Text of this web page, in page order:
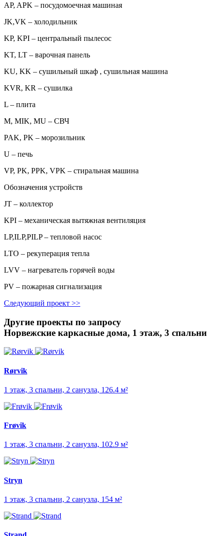
AP, APK – посудомоечная машиная
JK,VK – холодильник
KP, KPI – центральный пылесос
KT, LT – варочная панель
KU, KK – сушильный шкаф , сушильная машина
KVR, KR – сушилка
L – плита
M, MIK, MU – СВЧ
PAK, PK – морозильник
U – печь
VP, PK, PPK, VPK – стиральная машина
Обозначения устройств
JT – коллектор
KPI – механическая вытяжная вентиляция
LP,ILP,PILP – тепловой насос
LTO – рекуперация тепла
LVV – нагреватель горячей воды
PV – пожарная сигнализация
Следующий проект >>
Другие проекты по запросу
Норвежские каркасные дома, 1 этаж, 3 спальни
Rørvik
1 этаж, 3 спальни, 2 санузла, 126.4 м²
Frøvik
1 этаж, 3 спальни, 2 санузла, 102.9 м²
Stryn
1 этаж, 3 спальни, 2 санузла, 154 м²